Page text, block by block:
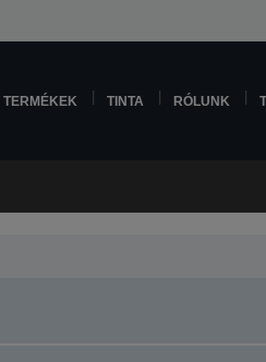
TERMÉKEK TINTA RÓLUNK